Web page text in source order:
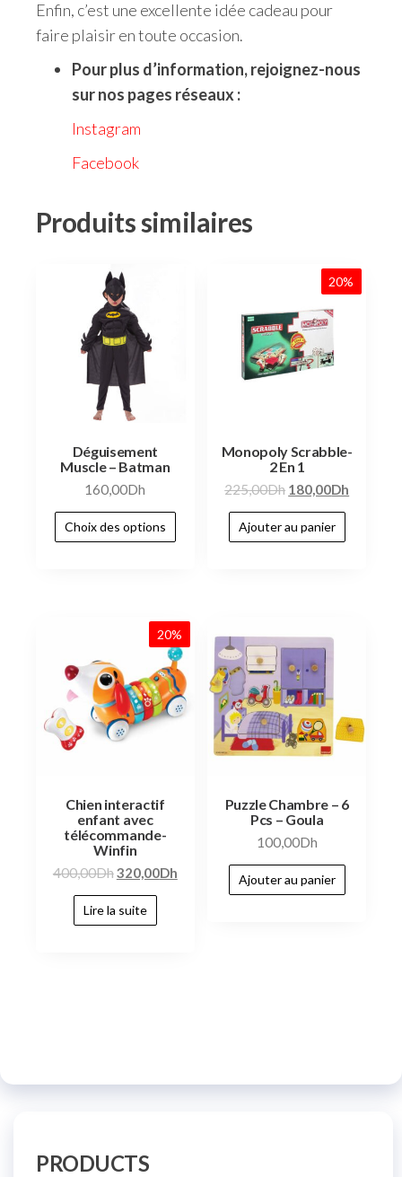
Enfin, c’est une excellente idée cadeau pour
faire plaisir en toute occasion.
Pour plus d’information, rejoignez-nous
sur nos pages réseaux :
Instagram
Facebook
Produits similaires
Déguisement
Muscle – Batman
160,00Dh
Choix des options
20%
Monopoly Scrabble-
2 En 1
225,00Dh 180,00Dh
Ajouter au panier
20%
Chien interactif
enfant avec
télécommande-
Winfin
400,00Dh320,00Dh
Lire la suite
Puzzle Chambre – 6
Pcs – Goula
100,00Dh
Ajouter au panier
PRODUCTS